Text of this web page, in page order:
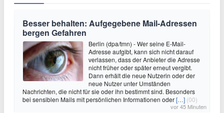
Besser behalten: Aufgegebene Mail-Adressen
bergen Gefahren
Berlin (dpa/tmn) - Wer seine E-Mail-
Adresse aufgibt, kann sich nicht darauf
verlassen, dass der Anbieter die Adresse
nicht früher oder später erneut vergibt.
Dann erhält die neue Nutzerin oder der
neue Nutzer unter Umständen
Nachrichten, die nicht für sie oder ihn bestimmt sind. Besonders
bei sensiblen Mails mit persönlichen Informationen oder[…] (00)
vor 45 Minuten